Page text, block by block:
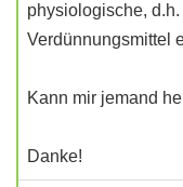
physiologische,
Verdünnungsmittel
Kann mir jemand
Danke!